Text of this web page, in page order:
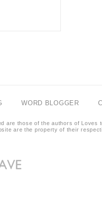
WORD BLOGGER
are those of the authors of Loves
are the property of their